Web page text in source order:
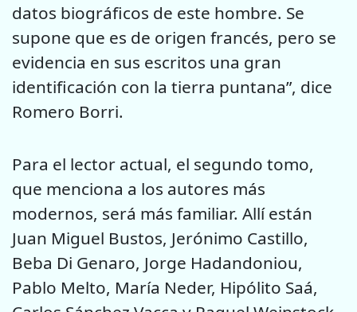
datos biográficos de este hombre. Se
supone que es de origen francés, pero se
evidencia en sus escritos una gran
identificación con la tierra puntana”, dice
Romero Borri.
Para el lector actual, el segundo tomo,
que menciona a los autores más
modernos, será más familiar. Allí están
Juan Miguel Bustos, Jerónimo Castillo,
Beba Di Genaro, Jorge Hadandoniou,
Pablo Melto, María Neder, Hipólito Saá,